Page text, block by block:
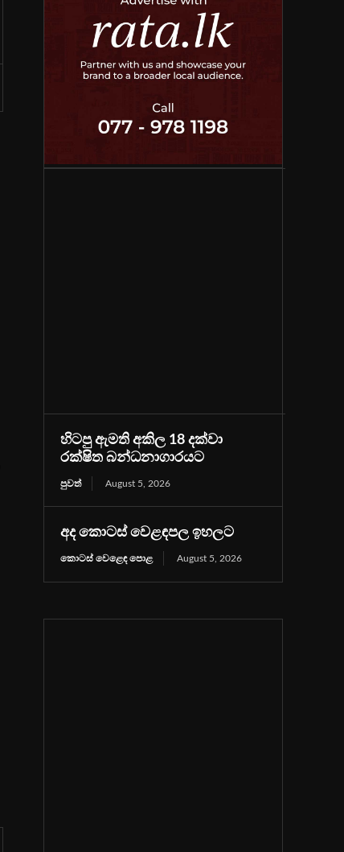
හිටපු ඇමති අකිල 18 දක්වා
රක්ෂිත බන්ධනාගාරයට
පුවත් August 5, 2026
අද කොටස් වෙළඳපල ඉහලට
කොටස් වෙළෙඳ පොළ August 5, 2026